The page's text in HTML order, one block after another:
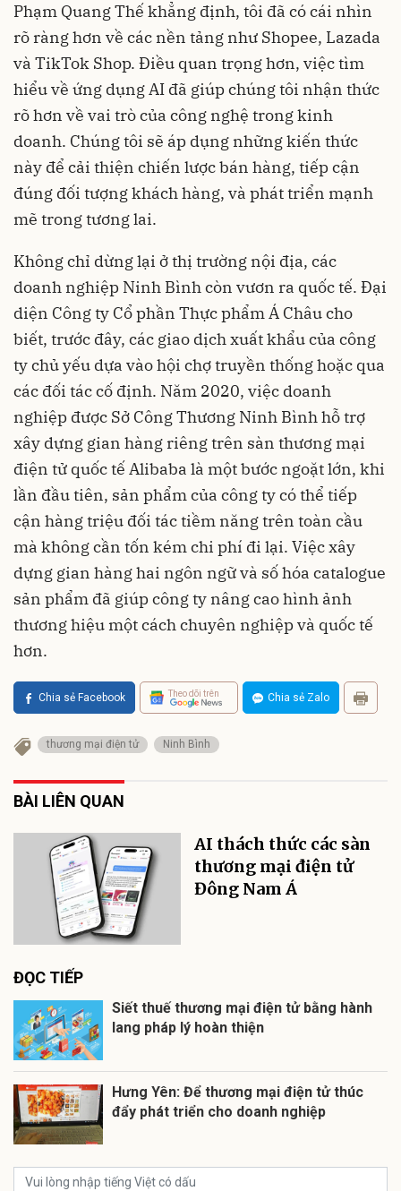
Phạm Quang Thế khẳng định, tôi đã có cái nhìn
rõ ràng hơn về các nền tảng như Shopee, Lazada
và TikTok Shop. Điều quan trọng hơn, việc tìm
hiểu về ứng dụng AI đã giúp chúng tôi nhận thức
rõ hơn về vai trò của công nghệ trong kinh
doanh. Chúng tôi sẽ áp dụng những kiến thức
này để cải thiện chiến lược bán hàng, tiếp cận
đúng đối tượng khách hàng, và phát triển mạnh
mẽ trong tương lai.
Không chỉ dừng lại ở thị trường nội địa, các
doanh nghiệp Ninh Bình còn vươn ra quốc tế. Đại
diện Công ty Cổ phần Thực phẩm Á Châu cho
biết, trước đây, các giao dịch xuất khẩu của công
ty chủ yếu dựa vào hội chợ truyền thống hoặc qua
các đối tác cố định. Năm 2020, việc doanh
nghiệp được Sở Công Thương Ninh Bình hỗ trợ
xây dựng gian hàng riêng trên sàn thương mại
điện tử quốc tế Alibaba là một bước ngoặt lớn, khi
lần đầu tiên, sản phẩm của công ty có thể tiếp
cận hàng triệu đối tác tiềm năng trên toàn cầu
mà không cần tốn kém chi phí đi lại. Việc xây
dựng gian hàng hai ngôn ngữ và số hóa catalogue
sản phẩm đã giúp công ty nâng cao hình ảnh
thương hiệu một cách chuyên nghiệp và quốc tế
hơn.
Chia sẻ Facebook Theo dõi trên Chia sẻ Zalo
thương mại điện tử Ninh Bình
BÀI LIÊN QUAN
AI thách thức các sàn
thương mại điện tử
Đông Nam Á
ĐỌC TIẾP
Siết thuế thương mại điện tử bằng hành
lang pháp lý hoàn thiện
Hưng Yên: Để thương mại điện tử thúc
đẩy phát triển cho doanh nghiệp